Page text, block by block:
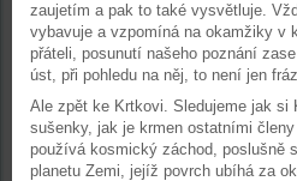
zaujetím a pak to také vysvětluje.
vybavuje a vzpomíná na okamžiky v
přáteli, posunutí našeho poznání
úst, při pohledu na něj, to není jen
Ale zpět ke Krtkovi. Sledujeme jak
sušenky, jak je krmen ostatními
používá kosmický záchod, poslušně
planetu Zemi, jejíž povrch ubíhá za